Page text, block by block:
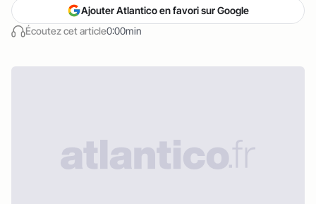
Écoutez cet article0:00min
Ajouter Atlantico en favori sur Google